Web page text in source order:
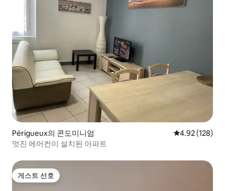
Périgueux의 콘도미니엄 평점 4.92점(5
4.92 (128)
멋진 에어컨이 설치된 아파트
게스트 선호
게스트 선호